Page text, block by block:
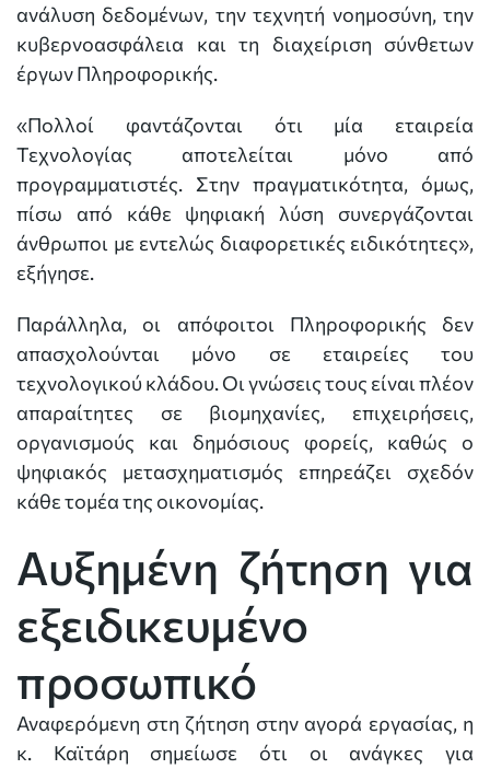
ανάλυση δεδομένων, την τεχνητή νοημοσύνη, την
κυβερνοασφάλεια και τη διαχείριση σύνθετων
έργων Πληροφορικής.
«Πολλοί φαντάζονται ότι μία εταιρεία
Τεχνολογίας αποτελείται μόνο από
προγραμματιστές. Στην πραγματικότητα, όμως,
πίσω από κάθε ψηφιακή λύση συνεργάζονται
άνθρωποι με εντελώς διαφορετικές ειδικότητες»,
εξήγησε.
Παράλληλα, οι απόφοιτοι Πληροφορικής δεν
απασχολούνται μόνο σε εταιρείες του
τεχνολογικού κλάδου. Οι γνώσεις τους είναι πλέον
απαραίτητες σε βιομηχανίες, επιχειρήσεις,
οργανισμούς και δημόσιους φορείς, καθώς ο
ψηφιακός μετασχηματισμός επηρεάζει σχεδόν
κάθε τομέα της οικονομίας.
Αυξημένη ζήτηση για
εξειδικευμένο
προσωπικό
Αναφερόμενη στη ζήτηση στην αγορά εργασίας, η
κ. Καϊτάρη σημείωσε ότι οι ανάγκες για